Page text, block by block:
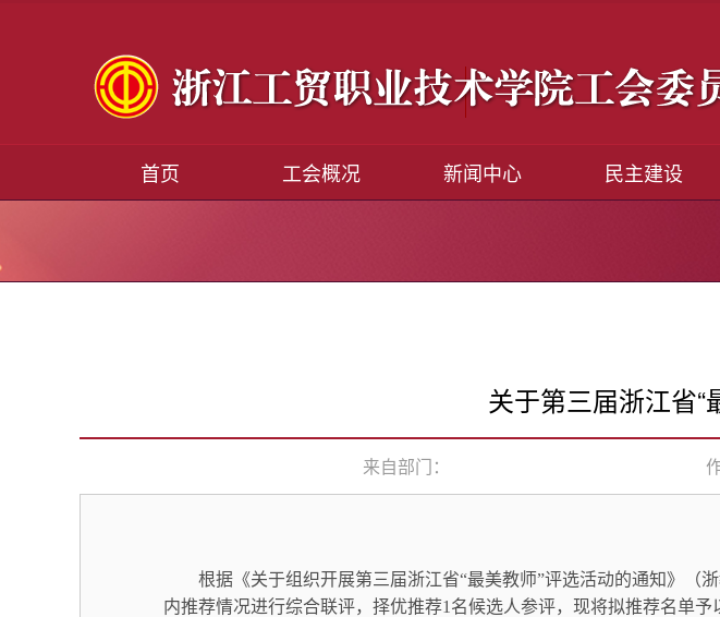
首页 工会概况 新闻中心 民主建设
关于第三届浙江省“
来自部门：
根据《关于组织开展第三届浙江省“最美教师”评选活动的通知》（浙
内推荐情况进行综合联评，择优推荐1名候选人参评， 现将拟推荐名单予